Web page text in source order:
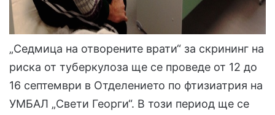
„Седмица на отворените врати“ за скрининг на
риска от туберкулоза ще се проведе от 12 до
16 септември в Отделението по фтизиатрия на
УМБАЛ „Свети Георги“. В този период ще се